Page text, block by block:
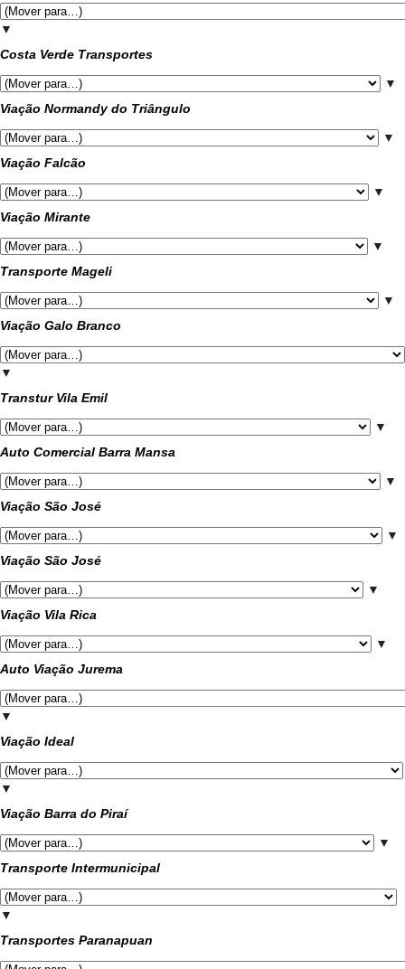
▼
Costa Verde Transportes
▼
Viação Normandy do Triângulo
▼
Viação Falcão
▼
Viação Mirante
▼
Transporte Mageli
▼
Viação Galo Branco
▼
Transtur Vila Emil
▼
Auto Comercial Barra Mansa
▼
Viação São José
▼
Viação São José
▼
Viação Vila Rica
▼
Auto Viação Jurema
▼
Viação Ideal
▼
Viação Barra do Piraí
▼
Transporte Intermunicipal
▼
Transportes Paranapuan